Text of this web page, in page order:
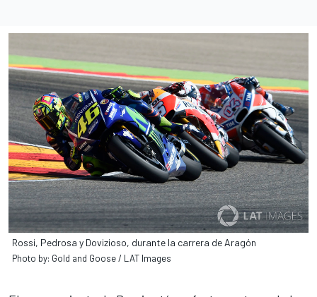
Rossi, Pedrosa y Dovizioso, durante la carrera de Aragón
Photo by: Gold and Goose / LAT Images